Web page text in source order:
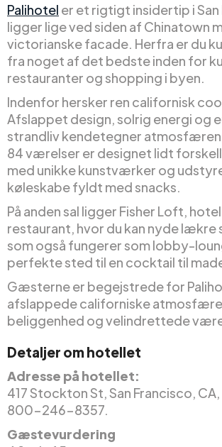
Palihotel er et rigtigt insidertip i
ligger lige ved siden af Chinatown
victorianske facade. Herfra er du
fra noget af det bedste inden for
restauranter og shopping i byen.
Indenfor hersker ren californisk
Afslappet design, solrig energi og
strandliv kendetegner
84 værelser er designet lidt
med unikke kunstværker og
køleskabe fyldt med snacks.
På anden sal ligger Fisher Loft,
restaurant, hvor du kan nyde lækre
som også fungerer som lobby-
perfekte sted til en cocktail til
Gæsterne er begejstrede for
afslappede californiske
beliggenhed og velindrettede
Detaljer om hotellet
Adresse på hotellet:
417 Stockton St, San Francisco, CA,
800-246-8357.
Gæstevurdering